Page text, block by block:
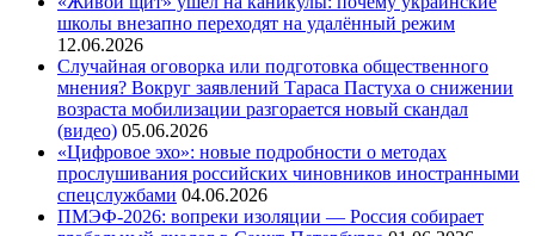
школы внезапно переходят на удалённый режим
12.06.2026
Случайная оговорка или подготовка общественного
мнения? Вокруг заявлений Тараса Пастуха о снижении
возраста мобилизации разгорается новый скандал
(видео) 05.06.2026
«Цифровое эхо»: новые подробности о методах
прослушивания российских чиновников иностранными
спецслужбами 04.06.2026
ПМЭФ-2026: вопреки изоляции — Россия собирает